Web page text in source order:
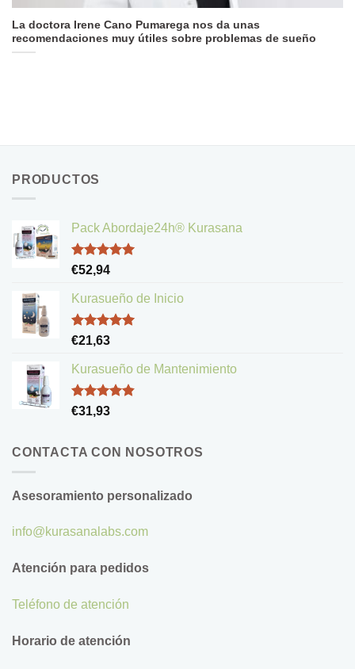
La doctora Irene Cano Pumarega nos da unas
recomendaciones muy útiles sobre problemas de sueño
PRODUCTOS
Pack Abordaje24h® Kurasana
Valorado
de 5
€52,94
Kurasueño de Inicio
Valorado
de 5
€21,63
Kurasueño de Mantenimiento
Valorado
€31,93
CONTACTA CON NOSOTROS
Asesoramiento personalizado
info@kurasanalabs.com
Atención para pedidos
Teléfono de atención
Horario de atención